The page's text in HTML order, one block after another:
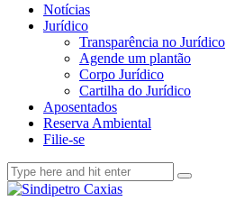
Notícias
Jurídico
Transparência no Jurídico
Agende um plantão
Corpo Jurídico
Cartilha do Jurídico
Aposentados
Reserva Ambiental
Filie-se